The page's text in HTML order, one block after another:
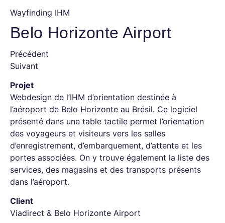
Wayfinding IHM
Belo Horizonte Airport
Précédent
Suivant
Projet
Webdesign de l’IHM d’orientation destinée à
l’aéroport de Belo Horizonte au Brésil. Ce logiciel
présenté dans une table tactile permet l’orientation
des voyageurs et visiteurs vers les salles
d’enregistrement, d’embarquement, d’attente et les
portes associées. On y trouve également la liste des
services, des magasins et des transports présents
dans l’aéroport.
Client
Viadirect & Belo Horizonte Airport